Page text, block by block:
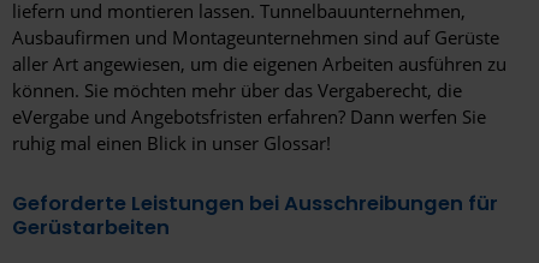
Senftenberg
Siegen
Solingen
Stolberg
liefern und montieren lassen. Tunnelbauunternehmen,
Ausbaufirmen und Montageunternehmen sind auf Gerüste
aller Art angewiesen, um die eigenen Arbeiten ausführen zu
können. Sie möchten mehr über das Vergaberecht, die
eVergabe und Angebotsfristen erfahren? Dann werfen Sie
ruhig mal einen Blick in unser Glossar!
Geforderte Leistungen bei Ausschreibungen für
Gerüstarbeiten